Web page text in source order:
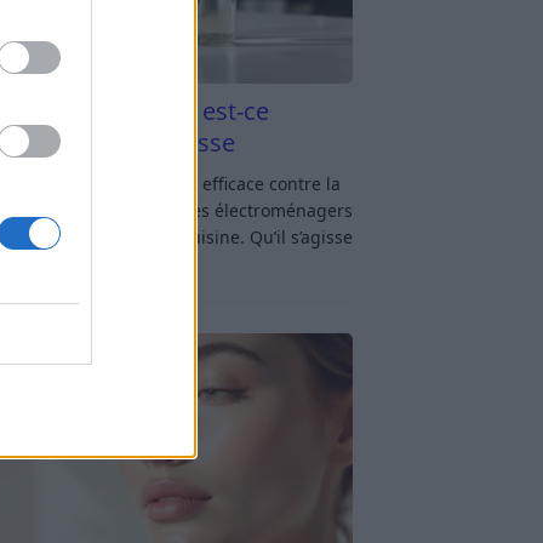
blanc et four est-ce
contre la graisse
blanc et four : est-ce efficace contre la
? Le four fait partie des électroménagers
sollicités dans une cuisine. Qu’il s’agisse